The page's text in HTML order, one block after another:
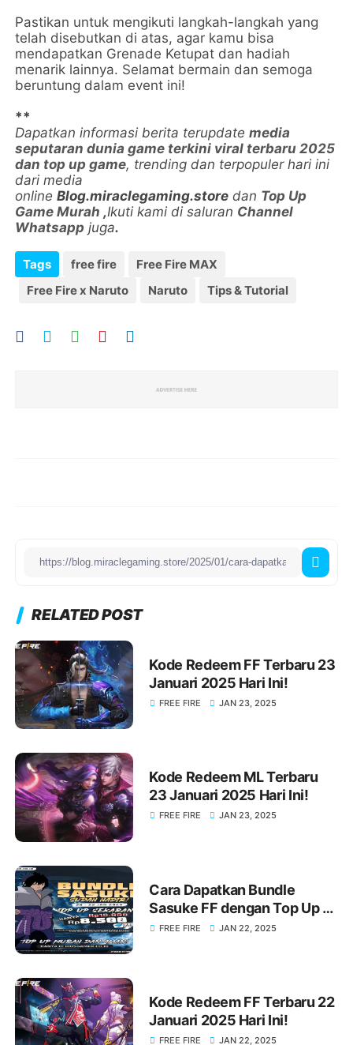
Pastikan untuk mengikuti langkah-langkah yang
telah disebutkan di atas, agar kamu bisa
mendapatkan Grenade Ketupat dan hadiah
menarik lainnya. Selamat bermain dan semoga
beruntung dalam event ini!
**
Dapatkan informasi berita terupdatemedia
seputaran dunia game terkini viral terbaru 2025
dan top up game, trending dan terpopuler hari ini
dari media
onlineBlog.miraclegaming.store dan Top Up
Game Murah ,Ikuti kami di saluran Channel
Whatsapp juga.
Tags free fire
Free Fire MAX
Free Fire x Naruto
Naruto Tips & Tutorial
RELATED POST
Kode Redeem FF Terbaru 23
Januari 2025 Hari Ini!
FREE FIRE JAN 23, 2025
Kode Redeem ML Terbaru
23 Januari 2025 Hari Ini!
FREE FIRE JAN 23, 2025
Cara Dapatkan Bundle
Sasuke FF dengan Top Up di
KIOSGAMER Sekarang Juga!
FREE FIRE JAN 22, 2025
Kode Redeem FF Terbaru 22
Januari 2025 Hari Ini!
FREE FIRE JAN 22, 2025